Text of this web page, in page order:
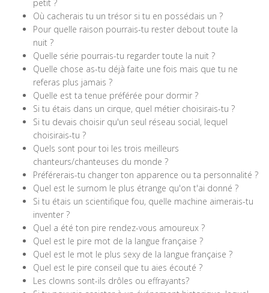
petit ?
Où cacherais tu un trésor si tu en possédais un ?
Pour quelle raison pourrais-tu rester debout toute la
nuit ?
Quelle série pourrais-tu regarder toute la nuit ?
Quelle chose as-tu déjà faite une fois mais que tu ne
referas plus jamais ?
Quelle est ta tenue préférée pour dormir ?
Si tu étais dans un cirque, quel métier choisirais-tu ?
Si tu devais choisir qu'un seul réseau social, lequel
choisirais-tu ?
Quels sont pour toi les trois meilleurs
chanteurs/chanteuses du monde ?
Préférerais-tu changer ton apparence ou ta personnalité ?
Quel est le surnom le plus étrange qu'on t'ai donné ?
Si tu étais un scientifique fou, quelle machine aimerais-tu
inventer ?
Quel a été ton pire rendez-vous amoureux ?
Quel est le pire mot de la langue française ?
Quel est le mot le plus sexy de la langue française ?
Quel est le pire conseil que tu aies écouté ?
Les clowns sont-ils drôles ou effrayants?